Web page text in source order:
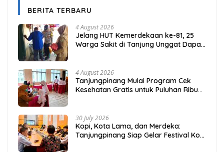
BERITA TERBARU
4 August 2026
Jelang HUT Kemerdekaan ke-81, 25
Warga Sakit di Tanjung Unggat Dapat
4 August 2026
Tanjungpinang Mulai Program Cek
Kesehatan Gratis untuk Puluhan Ribu
30 July 2026
Kopi, Kota Lama, dan Merdeka:
Tanjungpinang Siap Gelar Festival Kopi